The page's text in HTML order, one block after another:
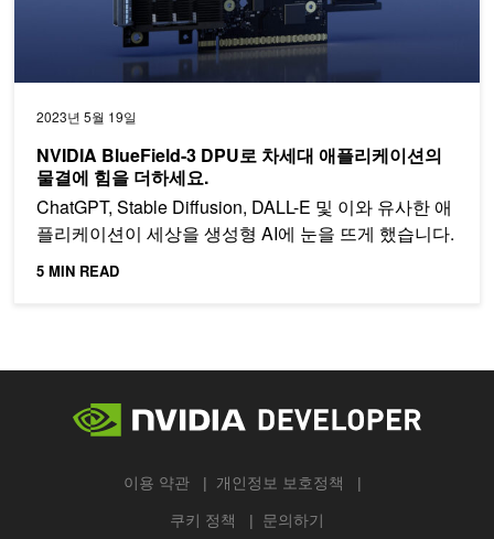
2023년 5월 19일
NVIDIA BlueField-3 DPU로 차세대 애플리케이션의
물결에 힘을 더하세요.
ChatGPT, Stable Diffusion, DALL-E 및 이와 유사한 애
플리케이션이 세상을 생성형 AI에 눈을 뜨게 했습니다.
5 MIN READ
이용 약관 개인정보 보호정책
쿠키 정책 문의하기